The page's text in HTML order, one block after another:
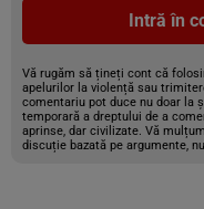
Intră în
Vă rugăm să țineți cont că
apelurilor la violență sau
comentariu pot duce nu doar la
temporară a dreptului de a
aprinse, dar civilizate. Vă
discuție bazată pe argumente,